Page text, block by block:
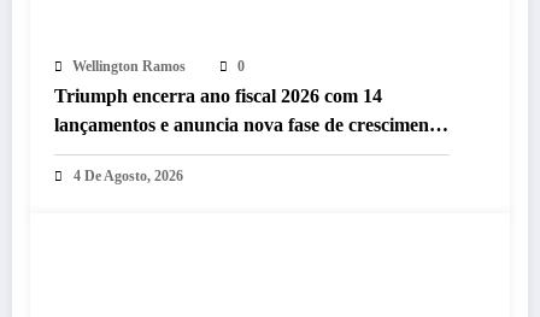
Wellington Ramos 0
Triumph encerra ano fiscal 2026 com 14
lançamentos e anuncia nova fase de crescimento
no Brasil
4 De Agosto, 2026